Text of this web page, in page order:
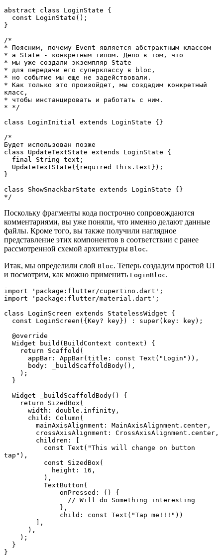
abstract class LoginState {
  const LoginState();
}
/*
* Поясним, почему Event является абстрактным классом
* а State - конкретным типом. Дело в том, что
* мы уже создали экземпляр State
* для передачи его суперклассу в bloc,
* но событие мы еще не задействовали.
* Как только это произойдет, мы создадим конкретный
класс,
* чтобы инстанцировать и работать с ним.
* */
class LoginInitial extends LoginState {}
/*
Будет использован позже
class UpdateTextState extends LoginState {
  final String text;
  UpdateTextState({required this.text});
}
class ShowSnackbarState extends LoginState {}
*/
Поскольку фрагменты кода построчно сопровождаются
комментариями, вы уже поняли, что именно делают данные
файлы. Кроме того, вы также получили наглядное
представление этих компонентов в соответствии с ранее
рассмотренной схемой архитектуры Bloc.
Итак, мы определили слой Bloc. Теперь создадим простой UI
и посмотрим, как можно применить LoginBloc.
import 'package:flutter/cupertino.dart';
import 'package:flutter/material.dart';
class LoginScreen extends StatelessWidget {
  const LoginScreen({Key? key}) : super(key: key);
  @override
  Widget build(BuildContext context) {
    return Scaffold(
      appBar: AppBar(title: const Text("Login")),
      body: _buildScaffoldBody(),
    );
  }
  Widget _buildScaffoldBody() {
    return SizedBox(
      width: double.infinity,
      child: Column(
        mainAxisAlignment: MainAxisAlignment.center,
        crossAxisAlignment: CrossAxisAlignment.center,
        children: [
tap"),
          const SizedBox(
            height: 16,
          ),
          TextButton(
              onPressed: () {
                // Will do Something interesting
              },
              child: const Text("Tap me!!!"))
        ],
      ),
    );
  }
}